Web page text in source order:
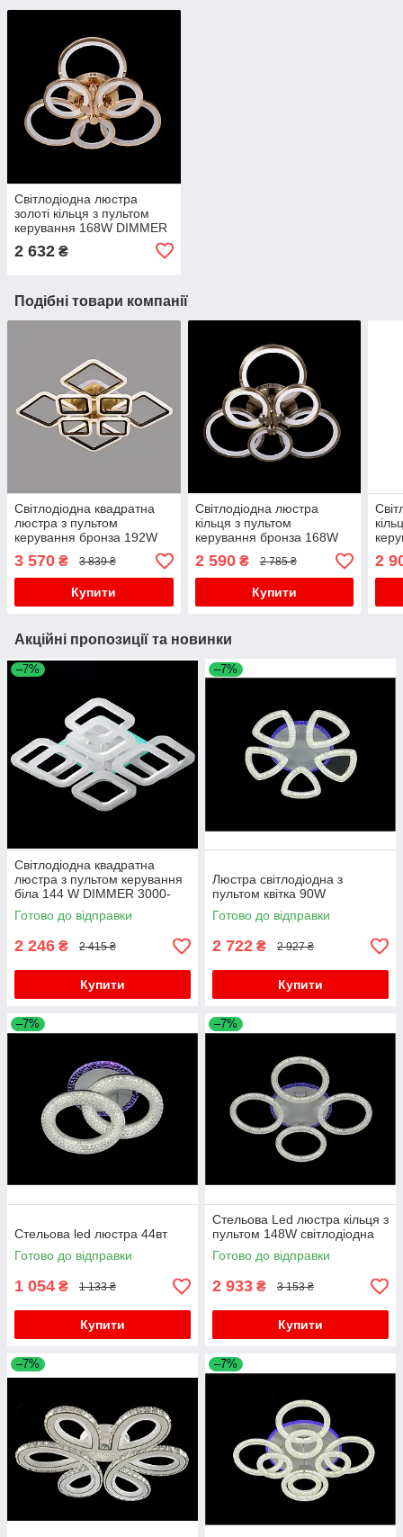
Світлодіодна люстра
золоті кільця з пультом
керування 168W DIMMER
H130*L600*W550
2 632 ₴
Подібні товари компанії
Світлодіодна квадратна
люстра з пультом
керування бронза 192W
DIMMER 3000-6000
H140*L600*W600
3 570 ₴ 3 839 ₴
Купити
Світлодіодна люстра
кільця з пультом
керування бронза 168W
DIMMER 3000-6000
H130*L600*W550
2 590₴ 2 785 ₴
Купити
2
Акційні пропозиції та новинки
–7%
Світлодіодна квадратна
люстра з пультом керування
біла 144 W DIMMER 3000-
6000 H120*L450*W450
Готово до відправки
2 246 ₴ 2 415 ₴
Купити
–7%
Люстра світлодіодна з
пультом квітка 90W
Готово до відправки
2 722 ₴ 2 927 ₴
Купити
–7%
Стельова led люстра 44вт
Готово до відправки
1 054 ₴ 1 133 ₴
Купити
–7%
Стельова Led люстра кільця з
пультом 148W світлодіодна
Готово до відправки
2 933 ₴ 3 153 ₴
Купити
–7% –7%